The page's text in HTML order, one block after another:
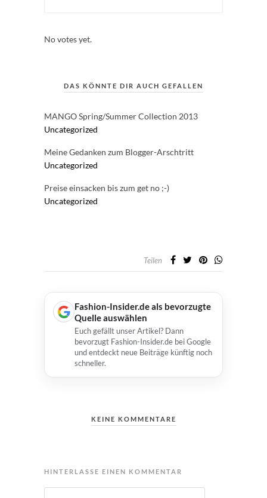
No votes yet.
DAS KÖNNTE DIR AUCH GEFALLEN
MANGO Spring/Summer Collection 2013
Uncategorized
Meine Gedanken zum Blogger-Arschtritt
Uncategorized
Preise einsacken bis zum get no ;-)
Uncategorized
Teilen
Fashion-Insider.de als bevorzugte
Quelle auswählen
Euch gefällt unser Artikel? Dann
bevorzugt Fashion-Insider.de bei Google
und entdeckt neue Beiträge künftig noch
schneller.
KEINE KOMMENTARE
HINTERLASSE EINEN KOMMENTAR